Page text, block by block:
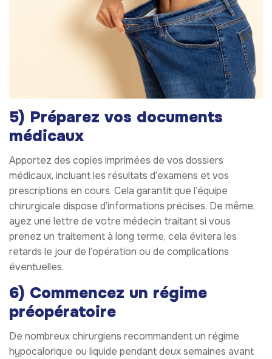
5) Préparez vos documents
médicaux
Apportez des copies imprimées de vos dossiers
médicaux, incluant les résultats d’examens et vos
prescriptions en cours. Cela garantit que l’équipe
chirurgicale dispose d’informations précises. De même,
ayez une lettre de votre médecin traitant si vous
prenez un traitement à long terme, cela évitera les
retards le jour de l’opération ou de complications
éventuelles.
6) Commencez un régime
préopératoire
De nombreux chirurgiens recommandent un régime
hypocalorique ou liquide pendant deux semaines avant